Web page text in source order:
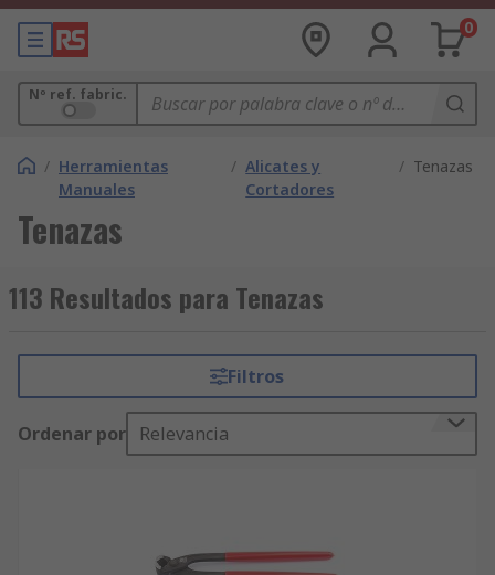
0
Nº ref. fabric.
/ Herramientas
Manuales
/ Alicates y
Cortadores
/ Tenazas
Tenazas
113 Resultados para Tenazas
Filtros
Ordenar por Relevancia